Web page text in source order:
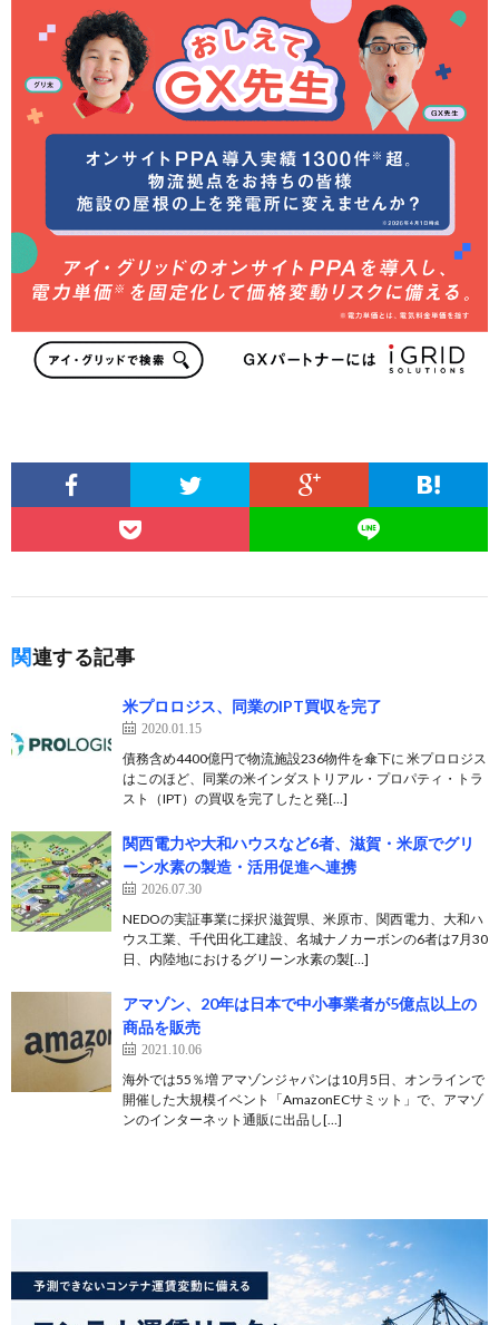
関連する記事
米プロロジス、同業のIPT買収を完了
2020.01.15
債務含め4400億円で物流施設236物件を傘下に 米プロロジス
はこのほど、同業の米インダストリアル・プロパティ・トラ
スト（IPT）の買収を完了したと発[…]
関西電力や大和ハウスなど6者、滋賀・米原でグリ
ーン水素の製造・活用促進へ連携
2026.07.30
NEDOの実証事業に採択 滋賀県、米原市、関西電力、大和ハ
ウス工業、千代田化工建設、名城ナノカーボンの6者は7月30
日、内陸地におけるグリーン水素の製[…]
アマゾン、20年は日本で中小事業者が5億点以上の
商品を販売
2021.10.06
海外では55％増 アマゾンジャパンは10月5日、オンラインで
開催した大規模イベント「AmazonECサミット」で、アマゾ
ンのインターネット通販に出品し[…]